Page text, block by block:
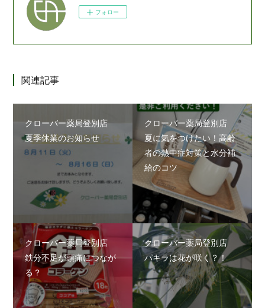
フォロー
関連記事
クローバー薬局登別店
夏季休業のお知らせ
クローバー薬局登別店
夏に気をつけたい！高齢
者の熱中症対策と水分補
給のコツ
クローバー薬局登別店
鉄分不足が頭痛につなが
る？
クローバー薬局登別店
パキラは花が咲く？！